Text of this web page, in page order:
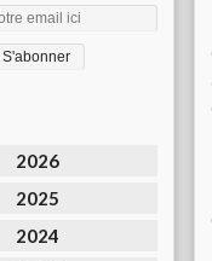
2026
2025
2024